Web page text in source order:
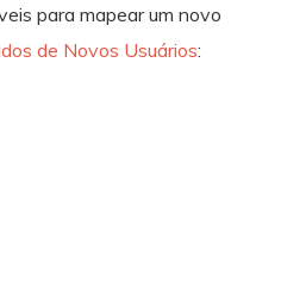
para mapear um novo
de Novos Usuários: